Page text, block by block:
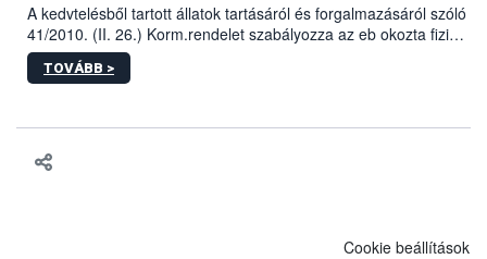
A kedvtelésből tartott állatok tartásáról és forgalmazásáról szóló
41/2010. (II. 26.) Korm.rendelet szabályozza az eb okozta fizikai
sérülés, illetve ennek veszélye keletkezésekor felmerülő
hatósági feladatokat, valamint a veszélyes eb tartását és annak
TOVÁBB >
Cookie beállítások